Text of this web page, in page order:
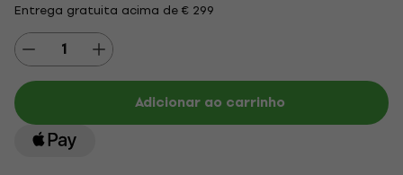
Entrega gratuita acima de € 299
Adicionar ao carrinho